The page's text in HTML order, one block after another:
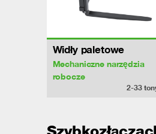
Widły paletowe
Mechaniczne narzędzia
robocze
2-33